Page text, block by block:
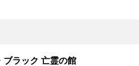
ブラック 亡霊の館